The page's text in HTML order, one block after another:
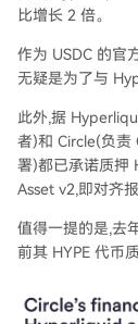
比增长 2 倍。
作为 USDC 的官
无疑是为了与
此外,据
者)和 Circle(负责
署)都已承诺质押
Asset v2,即对齐
值得一提的是,去
前其 HYPE 代币